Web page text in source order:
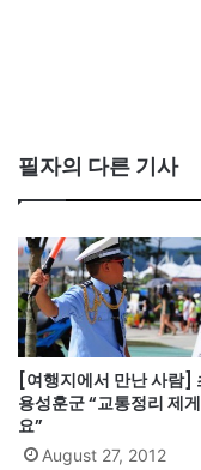
필자의 다른 기사
[여행지에서 만난 사람]
용성훈군 “교통정리 제
요”
August 27, 2012